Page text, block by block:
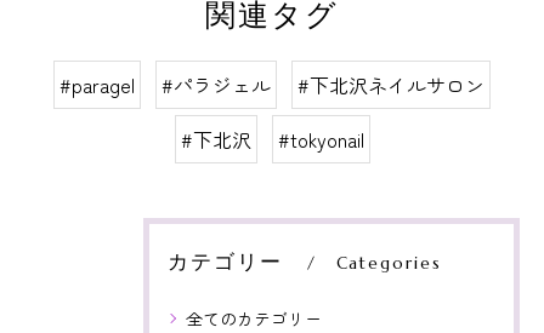
関連タグ
#paragel #パラジェル
#下北沢ネイルサロン
#下北沢
#tokyonail
カテゴリー Categories
全てのカテゴリー